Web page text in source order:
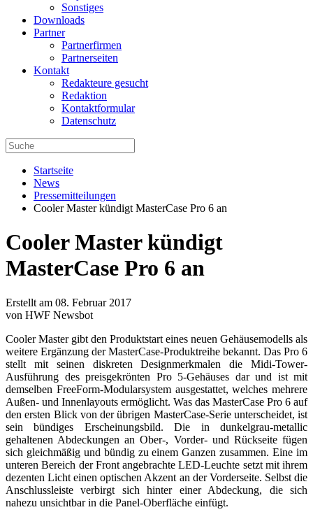
Sonstiges
Downloads
Partner
Partnerfirmen
Partnerseiten
Kontakt
Redakteure gesucht
Redaktion
Kontaktformular
Datenschutz
Startseite
News
Pressemitteilungen
Cooler Master kündigt MasterCase Pro 6 an
Cooler Master kündigt
MasterCase Pro 6 an
Erstellt am 08. Februar 2017
von HWF Newsbot
Cooler Master gibt den Produktstart eines neuen Gehäusemodells als
weitere Ergänzung der MasterCase-Produktreihe bekannt. Das Pro 6
stellt mit seinen diskreten Designmerkmalen die Midi-Tower-
Ausführung des preisgekrönten Pro 5-Gehäuses dar und ist mit
demselben FreeForm-Modularsystem ausgestattet, welches mehrere
Außen- und Innenlayouts ermöglicht. Was das MasterCase Pro 6 auf
den ersten Blick von der übrigen MasterCase-Serie unterscheidet, ist
sein bündiges Erscheinungsbild. Die in dunkelgrau-metallic
gehaltenen Abdeckungen an Ober-, Vorder- und Rückseite fügen
sich gleichmäßig und bündig zu einem Ganzen zusammen. Eine im
unteren Bereich der Front angebrachte LED-Leuchte setzt mit ihrem
dezenten Licht einen optischen Akzent an der Vorderseite. Selbst die
Anschlussleiste verbirgt sich hinter einer Abdeckung, die sich
nahezu unsichtbar in die Panel-Oberfläche einfügt.